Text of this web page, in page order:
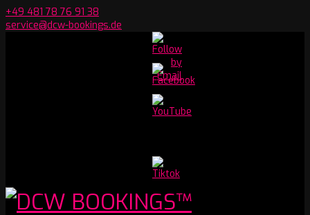
Skip
to
+49 481 78 76 91 38
service@dcw-bookings.de
Youtube
Channel